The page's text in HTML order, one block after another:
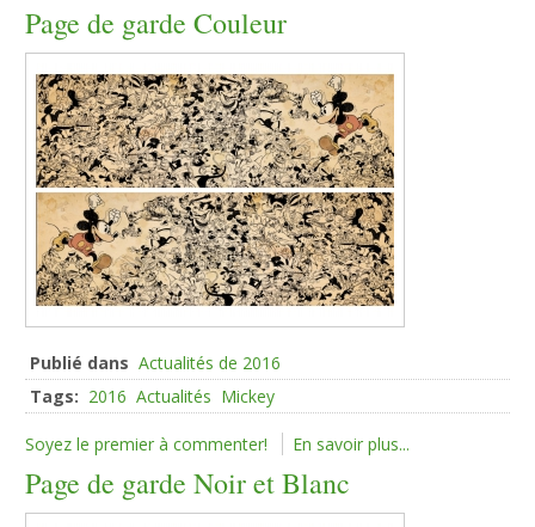
Page de garde Couleur
Publié dans Actualités de 2016
Tags: 2016 Actualités Mickey
Soyez le premier à commenter! En savoir plus...
Page de garde Noir et Blanc